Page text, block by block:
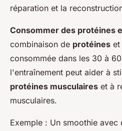
réparation et la
Consommer des protéines
combinaison de protéines et
consommée dans les 30 à
l'entraînement peut aider à
protéines musculaires et à
musculaires.
Exemple : Un smoothie